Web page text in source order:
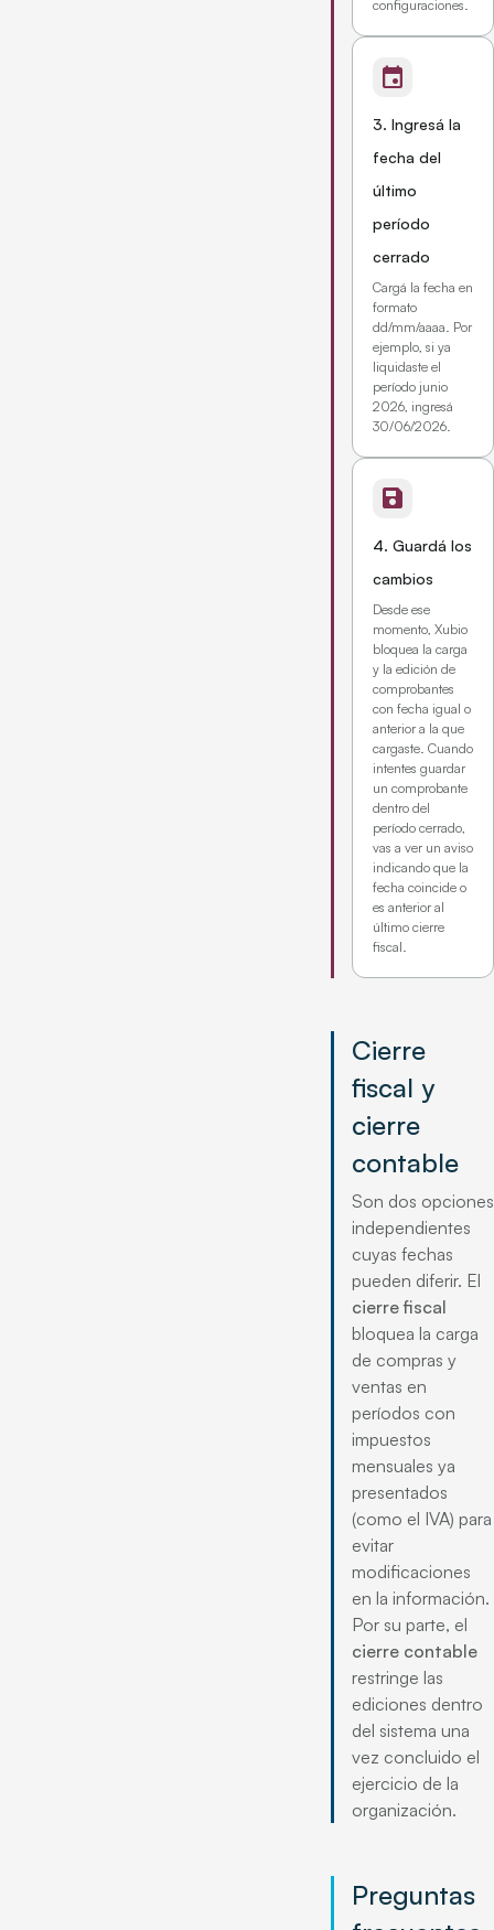
configuraciones.
event
3. Ingresá la
fecha del
último
período
cerrado
Cargá la fecha en
formato
dd/mm/aaaa. Por
ejemplo, si ya
liquidaste el
período junio
2026, ingresá
30/06/2026.
save
4. Guardá los
cambios
Desde ese
momento, Xubio
bloquea la carga
y la edición de
comprobantes
con fecha igual o
anterior a la que
cargaste. Cuando
intentes guardar
un comprobante
dentro del
período cerrado,
vas a ver un aviso
indicando que la
fecha coincide o
es anterior al
último cierre
fiscal.
Cierre
fiscal y
cierre
contable
Son dos opciones
independientes
cuyas fechas
pueden diferir. El
cierre fiscal
bloquea la carga
de compras y
ventas en
períodos con
impuestos
mensuales ya
presentados
(como el IVA) para
evitar
modificaciones
en la información.
Por su parte, el
cierre contable
restringe las
ediciones dentro
del sistema una
vez concluido el
ejercicio de la
organización.
Preguntas